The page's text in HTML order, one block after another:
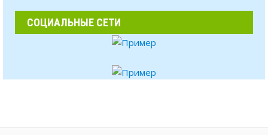
СОЦИАЛЬНЫЕ СЕТИ